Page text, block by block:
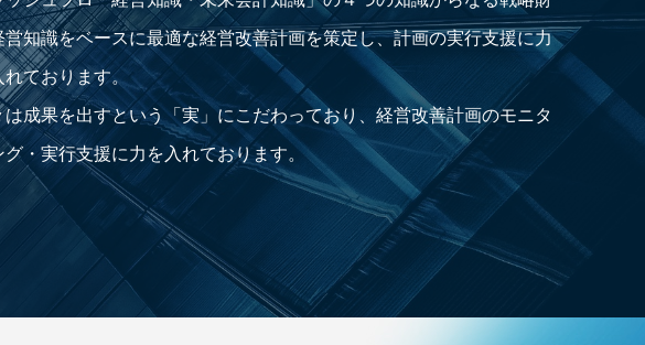
営知識をベースに最適な経営改善計画を策定し、計画の実行支援に力
れております。
は成果を出すという「実」にこだわっており、経営改善計画のモニタ
グ・実行支援に力を入れております。